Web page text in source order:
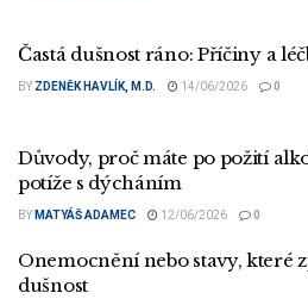
Častá dušnost ráno: Příčiny a
BY ZDENĚK HAVLÍK, M.D. 14/06/2026 0
Důvody, proč máte po požití
potíže s dýcháním
BY MATYÁŠ ADAMEC 12/06/2026 0
Onemocnění nebo stavy, které
dušnost